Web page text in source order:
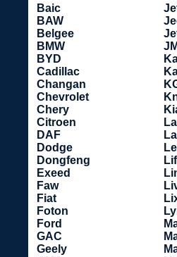
Baic
BAW
Belgee
BMW
BYD
Cadillac
Changan
Chevrolet
Chery
Citroen
DAF
Dodge
Dongfeng
Exeed
Faw
Fiat
Foton
Ford
GAC
Geely